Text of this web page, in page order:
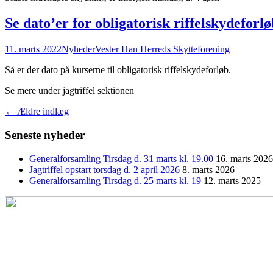
Se dato’er for obligatorisk
11. marts 2022NyhederVester Han Herreds Skytteforening
Så er der dato på kurserne til obligatorisk riffelskydeforløb.
Se mere under jagtriffel sektionen
Indlægsnavigation
← Ældre indlæg
Seneste nyheder
Generalforsamling Tirsdag d. 31 marts kl. 19.00 16. marts 2026
Jagtriffel opstart torsdag d. 2 april 2026 8. marts 2026
Generalforsamling Tirsdag d. 25 marts kl. 19 12. marts 2025